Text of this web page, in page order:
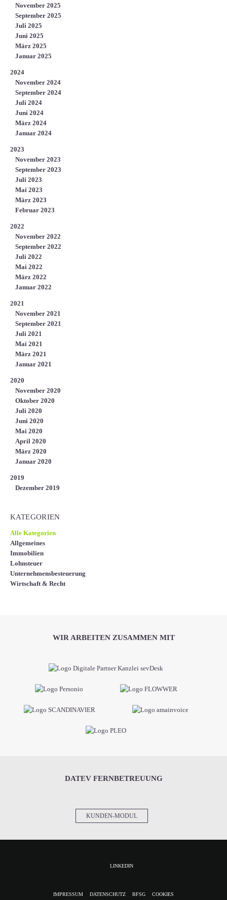
November 2025
September 2025
Juli 2025
Juni 2025
März 2025
Januar 2025
2024
November 2024
September 2024
Juli 2024
Juni 2024
März 2024
Januar 2024
2023
November 2023
September 2023
Juli 2023
Mai 2023
März 2023
Februar 2023
2022
November 2022
September 2022
Juli 2022
Mai 2022
März 2022
Januar 2022
2021
November 2021
September 2021
Juli 2021
Mai 2021
März 2021
Januar 2021
2020
November 2020
Oktober 2020
Juli 2020
Juni 2020
Mai 2020
April 2020
März 2020
Januar 2020
2019
Dezember 2019
KATEGORIEN
Alle Kategorien
Allgemeines
Immobilien
Lohnsteuer
Unternehmensbesteuerung
Wirtschaft & Recht
WIR ARBEITEN ZUSAMMEN MIT
DATEV FERNBETREUUNG
KUNDEN-MODUL
LINKEDIN
NAVIGATION
IMPRESSUM DATENSCHUTZ BFSG COOKIES